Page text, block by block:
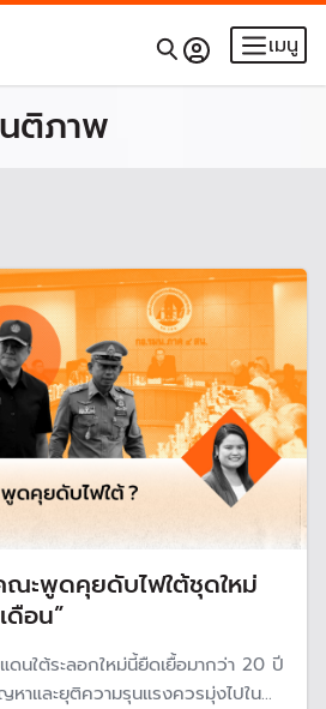
เมนู
ติภาพ
ณะพูดคุยดับไฟใต้ชุดใหม่
ดือน”
ดนใต้ระลอกใหม่นี้ยืดเยื้อมากว่า 20 ปี
าและยุติความรุนแรงควรมุ่งไปใน